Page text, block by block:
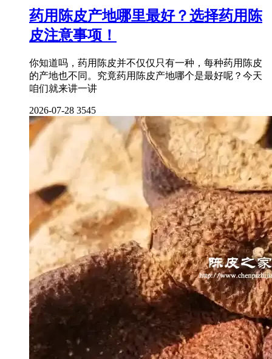
药用陈皮产地哪里最好？选择药用陈
皮注意事项！
你知道吗，药用陈皮并不仅仅只有一种，每种药用陈皮
的产地也不同。究竟药用陈皮产地哪个是最好呢？今天
咱们就来讲一讲
2026-07-28 3545